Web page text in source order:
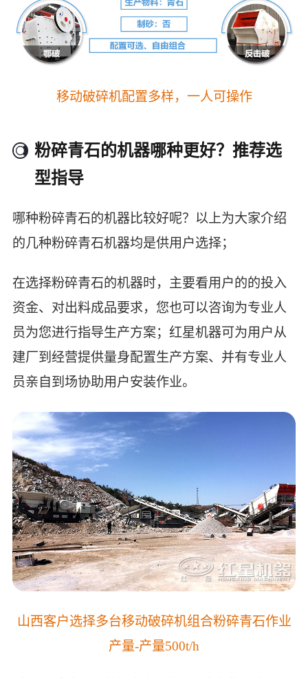
移动破碎机配置多样，一人可操作
粉碎青石的机器哪种更好？推荐选
型指导
哪种粉碎青石的机器比较好呢？以上为大家介绍
的几种粉碎青石机器均是供用户选择；
在选择粉碎青石的机器时，主要看用户的的投入
资金、对出料成品要求，您也可以咨询为专业人
员为您进行指导生产方案；红星机器可为用户从
建厂到经营提供量身配置生产方案、并有专业人
员亲自到场协助用户安装作业。
山西客户选择多台移动破碎机组合粉碎青石作业
产量-产量500t/h